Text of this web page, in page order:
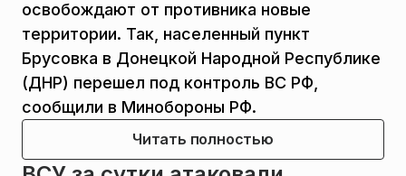
освобождают от противника новые
территории. Так, населенный пункт
Брусовка в Донецкой Народной Республике
(ДНР) перешел под контроль ВС РФ,
сообщили в Минобороны РФ.
Читать полностью